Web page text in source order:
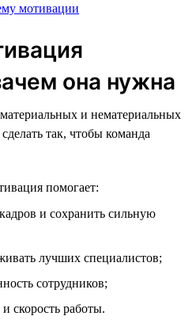
мотивации
она нужна
и нематериальных
так, чтобы команда
помогает:
и сохранить сильную
лучших специалистов;
сотрудников;
скорость работы.